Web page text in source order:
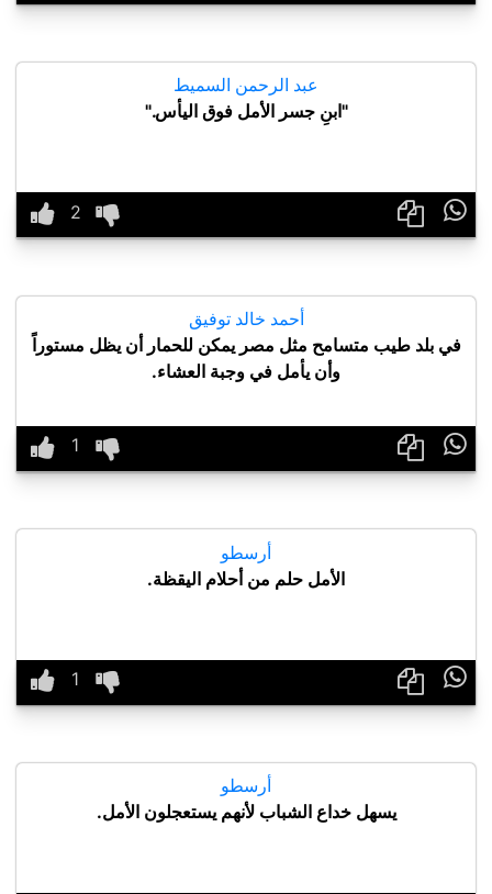
عبد الرحمن السميط
"ابنِ جسر الأمل فوق اليأس."

أحمد خالد توفيق
في بلد طيب متسامح مثل مصر يمكن للحمار أن يظل مستوراً
وأن يأمل في وجبة العشاء.

أرسطو
الأمل حلم من أحلام اليقظة.

أرسطو
يسهل خداع الشباب لأنهم يستعجلون الأمل.